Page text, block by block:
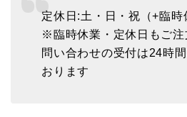
定休日:土・日・祝（+臨時
※臨時休業・定休日もご注
問い合わせの受付は24時
おります